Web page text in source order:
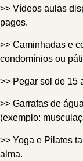
>> Vídeos aulas
pagos.
>> Caminhadas e
condomínios ou
>> Pegar sol de 15
>> Garrafas de
(exemplo:
>> Yoga e Pilates
alma.